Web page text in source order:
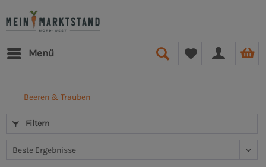
Menü
Beeren & Trauben
Filtern